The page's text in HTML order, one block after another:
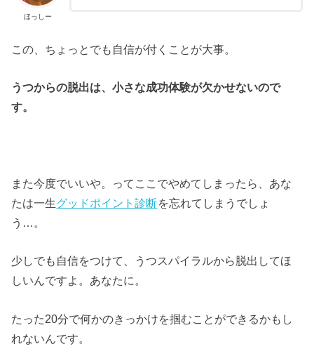
ほっしー
この、ちょっとでも自信が付くことが大事。
うつからの脱出は、小さな成功体験が欠かせないので
す。
また今度でいいや。ってここでやめてしまったら、あな
たは一生グッドポイント診断を忘れてしまうでしょ
う…。
少しでも自信をつけて、うつスパイラルから脱出してほ
しいんですよ。あなたに。
たった20分で何かのきっかけを掴むことができるかもし
れないんです。